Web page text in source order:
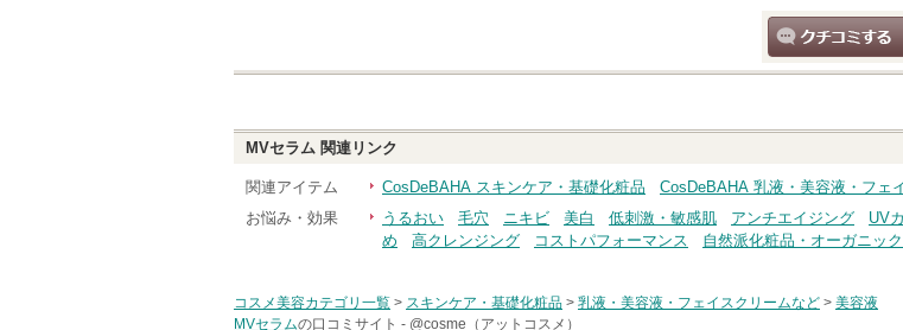
クチコミす
MVセラム 関連リンク
関連アイテム CosDeBAHA スキンケア・基礎化粧品 CosDeBAHA 乳液・美容液・フェ
お悩み・効果
うるおい 毛穴 ニキビ 美白 低刺激・敏感肌 アンチエイジング UV
め
高クレンジング コストパフォーマンス 自然派化粧品・オーガニッ
コスメ美容カテゴリ一覧 > スキンケア・基礎化粧品 > 乳液・美容液・フェイスクリームなど > 美容液
MVセラムの口コミサイト - @cosme（アットコスメ）